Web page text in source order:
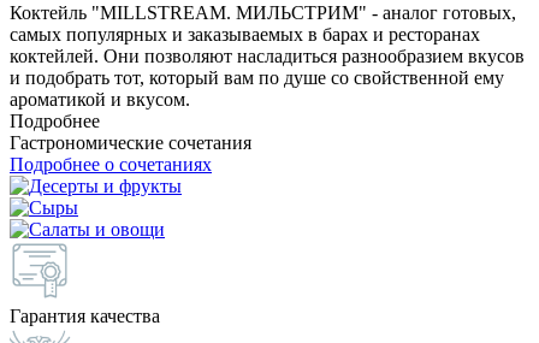
Коктейль "MILLSTREAM. МИЛЬСТРИМ" - аналог готовых,
самых популярных и заказываемых в барах и ресторанах
коктейлей. Они позволяют насладиться разнообразием вкусов
и подобрать тот, который вам по душе со свойственной ему
ароматикой и вкусом.
Подробнее
Гастрономические сочетания
Подробнее о сочетаниях
Гарантия качества